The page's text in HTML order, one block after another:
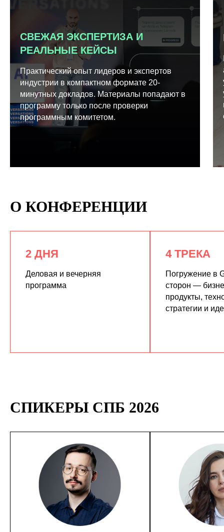
СВЕЖАЯ ЭКСПЕРТИЗА И
РЕАЛЬНЫЕ КЕЙСЫ
Практический опыт лидеров и экспертов
индустрии в компактном формате 20-
минутных докладов. Материалы попадают в
программу только после проверки
программным комитетом.
О КОНФЕРЕНЦИИ
2 ДНЯ
Деловая и вечерняя
программа
4 ТРЕКА
Погружение в
сторон —
продукты,
стратегии и
СПИКЕРЫ СПБ 2026